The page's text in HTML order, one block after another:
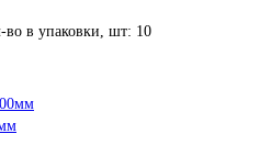
во в упаковки, шт: 10